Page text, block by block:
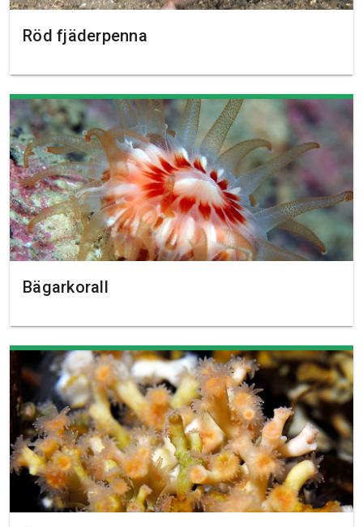
Röd fjäderpenna
Bägarkorall